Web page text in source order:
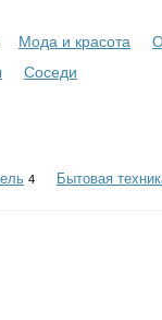
Мода и красота
Соседи
4 Бытовая